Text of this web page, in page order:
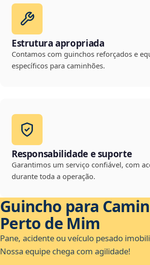
Estrutura apropriada
Contamos com guinchos reforçados e
específicos para caminhões.
Responsabilidade e suporte
Garantimos um serviço confiável, com
durante toda a operação.
Guincho para
Perto de Mim
Pane, acidente ou veículo pesado
Nossa equipe chega com agilidade!